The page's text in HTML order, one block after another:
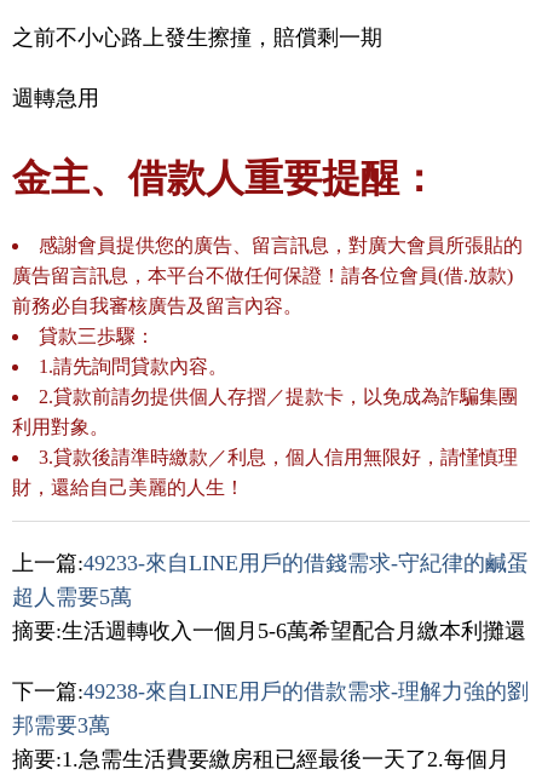
之前不小心路上發生擦撞，賠償剩一期
週轉急用
金主、借款人重要提醒：
感謝會員提供您的廣告、留言訊息，對廣大會員所張貼的
廣告留言訊息，本平台不做任何保證！請各位會員(借.放款)
前務必自我審核廣告及留言內容。
貸款三歩驟：
1.請先詢問貸款內容。
2.貸款前請勿提供個人存摺／提款卡，以免成為詐騙集團
利用對象。
3.貸款後請準時繳款／利息，個人信用無限好，請慬慎理
財，還給自己美麗的人生！
上一篇:49233-來自LINE用戶的借錢需求-守紀律的鹹蛋
超人需要5萬
摘要:生活週轉收入一個月5-6萬希望配合月繳本利攤還
下一篇:49238-來自LINE用戶的借款需求-理解力強的劉
邦需要3萬
摘要:1.急需生活費要繳房租已經最後一天了2.每個月